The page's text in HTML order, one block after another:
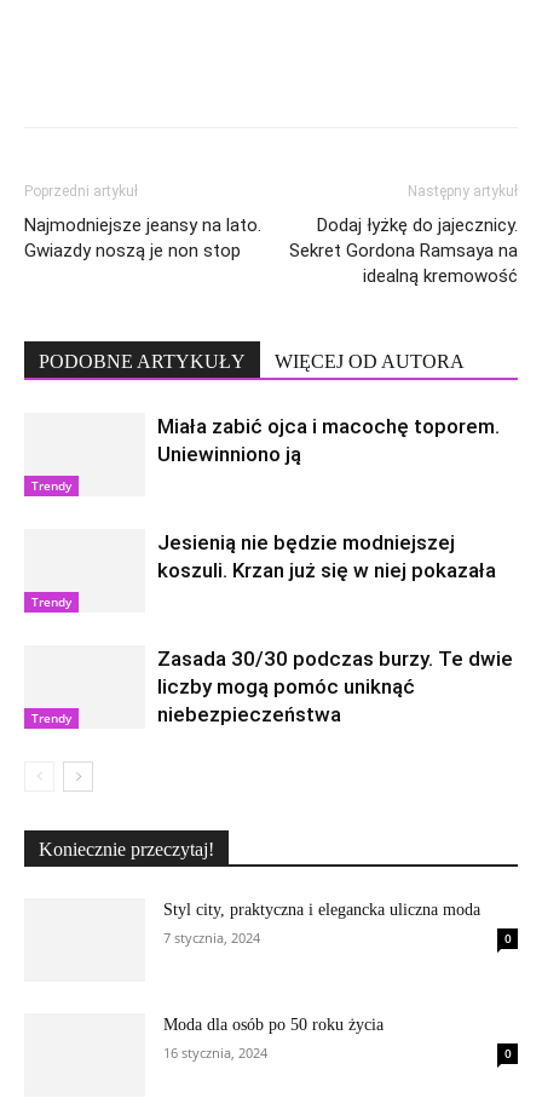
Poprzedni artykuł
Najmodniejsze jeansy na lato.
Gwiazdy noszą je non stop
Następny artykuł
Dodaj łyżkę do jajecznicy.
Sekret Gordona Ramsaya na
idealną kremowość
PODOBNE ARTYKUŁY WIĘCEJ OD AUTORA
Trendy
Miała zabić ojca i macochę toporem.
Uniewinniono ją
Trendy
Jesienią nie będzie modniejszej
koszuli. Krzan już się w niej pokazała
Trendy
Zasada 30/30 podczas burzy. Te dwie
liczby mogą pomóc uniknąć
niebezpieczeństwa
Koniecznie przeczytaj!
Styl city, praktyczna i elegancka uliczna moda
7 stycznia, 2024
0
Moda dla osób po 50 roku życia
16 stycznia, 2024
0